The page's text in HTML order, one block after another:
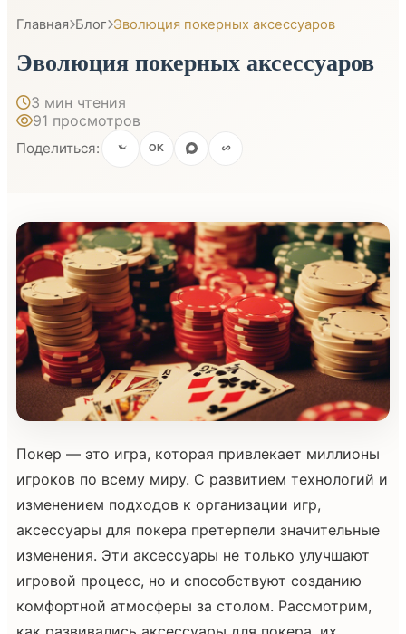
Главная Блог Эволюция покерных аксессуаров
Эволюция покерных аксессуаров
3 мин чтения
91 просмотров
Поделиться: OK
Покер — это игра, которая привлекает миллионы
игроков по всему миру. С развитием технологий и
изменением подходов к организации игр,
аксессуары для покера претерпели значительные
изменения. Эти аксессуары не только улучшают
игровой процесс, но и способствуют созданию
комфортной атмосферы за столом. Рассмотрим,